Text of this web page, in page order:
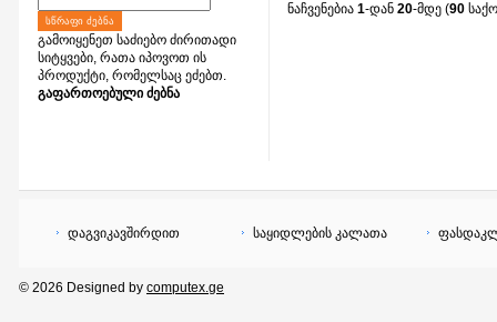
ᲡᲬᲠᲐᲤᲘ ᲫᲔᲑᲜᲐ
გამოიყენეთ საძიებო ძირითადი
სიტყვები, რათა იპოვოთ ის
პროდუქტი, რომელსაც ეძებთ.
გაფართოებული ძებნა
ნაჩვენებია 1-დან 20-მდე (90
დაგვიკავშირდით საყიდლების კალათა
© 2026 Designed by computex.ge